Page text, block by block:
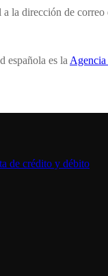
a la dirección de
española es la Agencia